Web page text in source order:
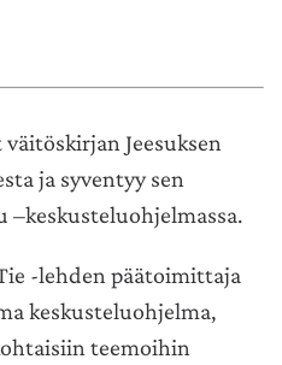
Jeesuksen
ja syventyy sen
–keskusteluohjelmassa.
-lehden päätoimittaja
keskusteluohjelma,
teemoihin